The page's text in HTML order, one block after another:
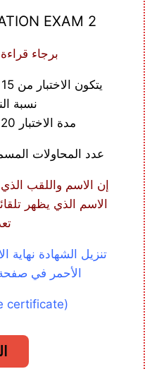
EXAM 2
برجاء قراءة
يتكون الاختبار من 15 سؤال (إختر من متعدد)
نسبة
مدة الاختبار 20 دقيقة كحد أقصى
عدد المحاولات
إن الاسم واللقب
الاسم الذي يظهر
تنزيل الشهادة نهاية
الأحمر في
(Download the certificate)